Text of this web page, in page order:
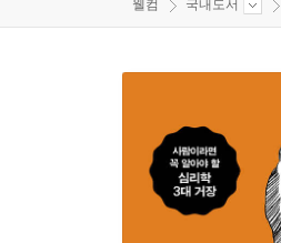
웰컴 국내도서